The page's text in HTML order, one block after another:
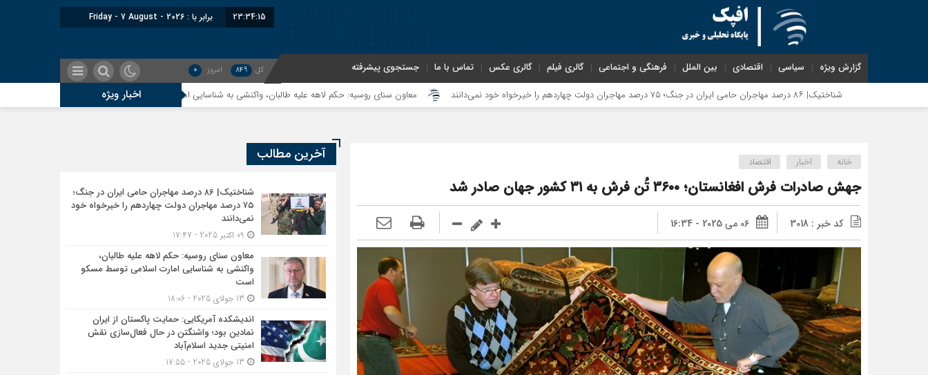
23:34:16 برابر با : Friday - 7 August - 2026
گزارش ویژه سیاسی اقتصادی بین الملل فرهنگی و اجتماعی گالری فیلم گالری عکس تماس با ما جستجوی پیشرفته کل 849 امروز 0
اخبار ویژهمعاون سنای روسیه: حکم لاهه علیه طالبان، واکنشی به شناسایی امارت اسلامی توسط مسکو است
خانه اخبار اقتصاد
جهش صادرات فرش افغانستان؛ ۳۶۰۰ تُن فرش به ۳۱ کشور جهان صادر شد
کد خبر : 3018 06 می 2025 - 16:34
آخرین مطالب
شناختیک| ۸۶ درصد مهاجران حامی ایران در جنگ؛
۷۵ درصد مهاجران دولت چهاردهم را خیرخواه خود
نمی‌دانند
معاون سنای روسیه: حکم لاهه علیه طالبان،
واکنشی به شناسایی امارت اسلامی توسط مسکو
است
اندیشکده آمریکایی: حمایت پاکستان از ایران
نمادین بود؛ واشنگتن در حال فعال‌سازی نقش
امنیتی جدید اسلام‌آباد